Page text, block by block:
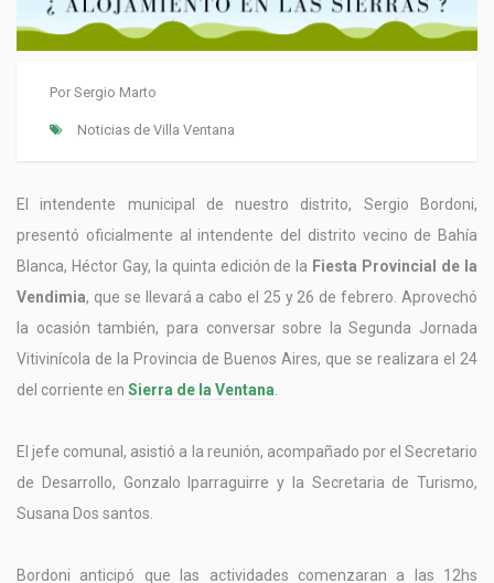
Por Sergio Marto
Noticias de Villa Ventana
El intendente municipal de nuestro distrito, Sergio Bordoni,
presentó oficialmente al intendente del distrito vecino de Bahía
Blanca, Héctor Gay, la quinta edición de la Fiesta Provincial de la
Vendimia, que se llevará a cabo el 25 y 26 de febrero. Aprovechó
la ocasión también, para conversar sobre la Segunda Jornada
Vitivinícola de la Provincia de Buenos Aires, que se realizara el 24
del corriente en Sierra de la Ventana
El jefe comunal, asistió a la reunión, acompañado por el Secretario
de Desarrollo, Gonzalo Iparraguirre y la Secretaria de Turismo,
Susana Dos santos.
Bordoni anticipó que las actividades comenzaran a las 12hs